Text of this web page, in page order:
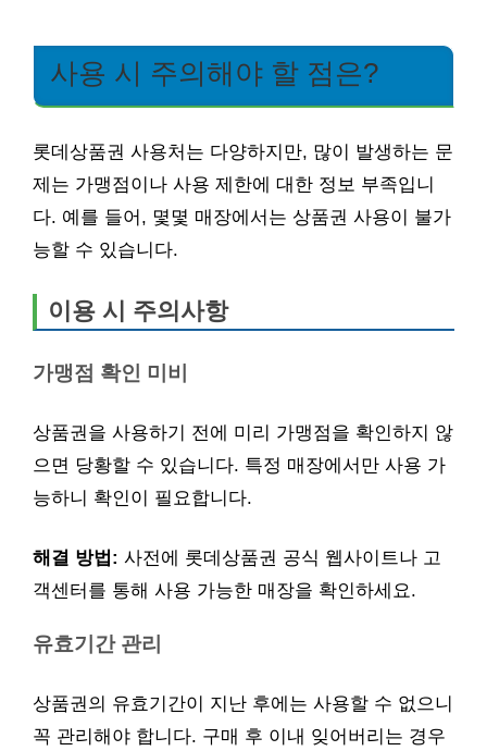
사용 시 주의해야 할 점은?
롯데상품권 사용처는 다양하지만, 많이 발생하는 문
제는 가맹점이나 사용 제한에 대한 정보 부족입니
다. 예를 들어, 몇몇 매장에서는 상품권 사용이 불가
능할 수 있습니다.
이용 시 주의사항
가맹점 확인 미비
상품권을 사용하기 전에 미리 가맹점을 확인하지 않
으면 당황할 수 있습니다. 특정 매장에서만 사용 가
능하니 확인이 필요합니다.
해결 방법: 사전에 롯데상품권 공식 웹사이트나 고
객센터를 통해 사용 가능한 매장을 확인하세요.
유효기간 관리
상품권의 유효기간이 지난 후에는 사용할 수 없으니
꼭 관리해야 합니다. 구매 후 이내 잊어버리는 경우